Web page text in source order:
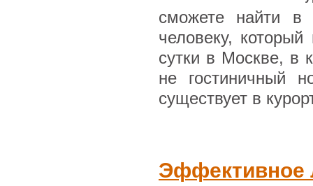
сможете найти в
человеку,
сутки в Москве, в
не гостиничный
существует в
Эффективное